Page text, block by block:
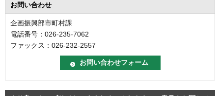
お問い合わせ
企画振興部市町村課
電話番号：026-235-7062
ファックス：026-232-2557